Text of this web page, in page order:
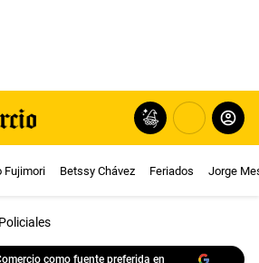
Fujimori Betssy Chávez Feriados Jorge
Policiales
como fuente preferida en